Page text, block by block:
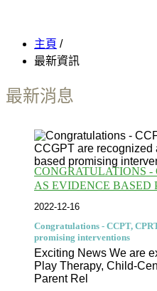
主頁 /
最新資訊
最新消息
CONGRATULATIONS -
AS EVIDENCE BASED
2022-12-16
Congratulations - CCPT,
promising interventions
Exciting News We are
Play Therapy, Child-
Parent Rel